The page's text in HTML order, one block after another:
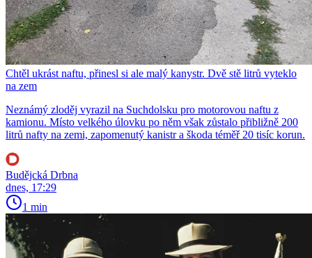
Chtěl ukrást naftu, přinesl si ale malý kanystr. Dvě stě litrů vyteklo
na zem
Neznámý zloděj vyrazil na Suchdolsku pro motorovou naftu z
kamionu. Místo velkého úlovku po něm však zůstalo přibližně 200
litrů nafty na zemi, zapomenutý kanistr a škoda téměř 20 tisíc korun.
Budějcká Drbna
dnes, 17:29
1 min